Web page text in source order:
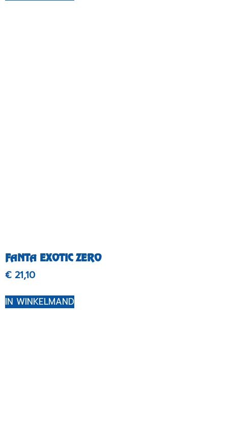
FANTA EXOTIC ZERO
€21,10
IN WINKELMAND